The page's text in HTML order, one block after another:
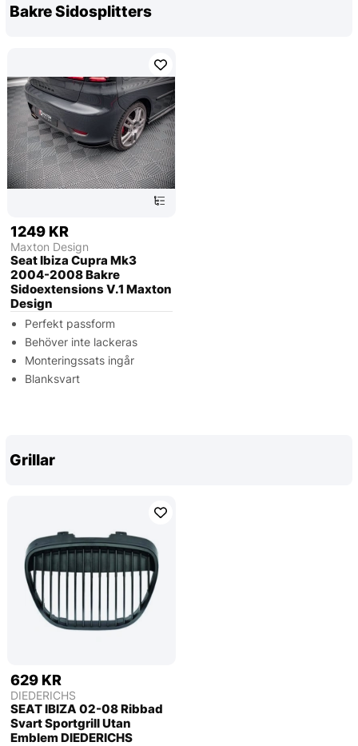
Bakre Sidosplitters
1249 KR
Maxton Design
Seat Ibiza Cupra Mk3
2004-2008 Bakre
Sidoextensions V.1 Maxton
Design
Perfekt passform
Behöver inte lackeras
Monteringssats ingår
Blanksvart
Grillar
629 KR
DIEDERICHS
SEAT IBIZA 02-08 Ribbad
Svart Sportgrill Utan
Emblem DIEDERICHS